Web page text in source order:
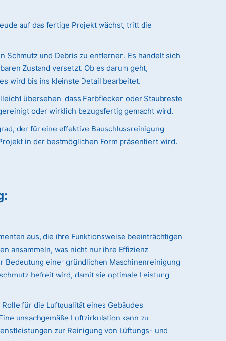
auf das fertige Projekt wächst, tritt die
Schmutz und Debris zu entfernen. Es handelt sich
Zustand versetzt. Ob es darum geht,
wird bis ins kleinste Detail bearbeitet.
übersehen, dass Farbflecken oder Staubreste
oder wirklich bezugsfertig gemacht wird.
der für eine effektive Bauschlussreinigung
in der bestmöglichen Form präsentiert wird.
:
aus, die ihre Funktionsweise beeinträchtigen
ansammeln, was nicht nur ihre Effizienz
Bedeutung einer gründlichen Maschinenreinigung
befreit wird, damit sie optimale Leistung
für die Luftqualität eines Gebäudes.
unsachgemäße Luftzirkulation kann zu
zur Reinigung von Lüftungs- und